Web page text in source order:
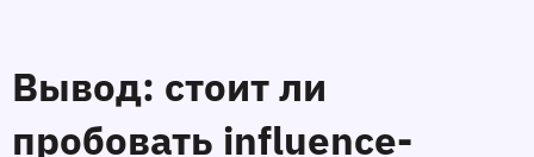
Вывод: стоит ли
пробовать influence-